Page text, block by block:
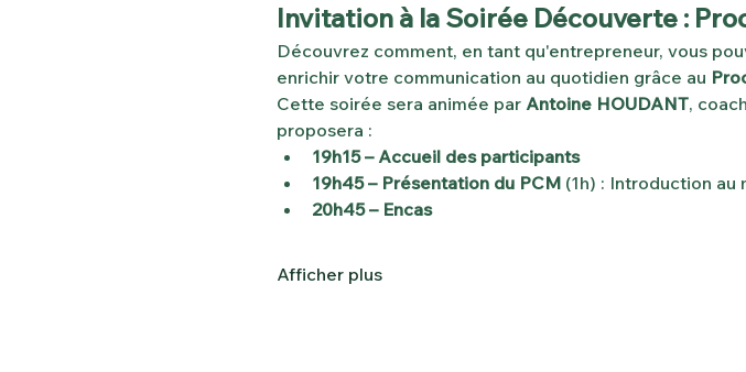
Invitation à la Soirée Découverte :
Découvrez comment, en tant qu'entrepreneur, vous
enrichir votre communication au quotidien grâce au
Cette soirée sera animée par Antoine HOUDANT,
proposera :
19h15 – Accueil des participants
19h45 – Présentation du PCM (1h) : Introduction au
20h45 – Encas
Afficher plus